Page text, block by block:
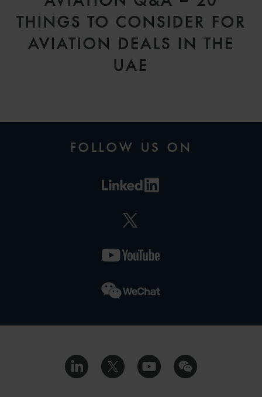
THINGS TO CONSIDER FOR
AVIATION DEALS IN THE
UAE
FOLLOW US ON